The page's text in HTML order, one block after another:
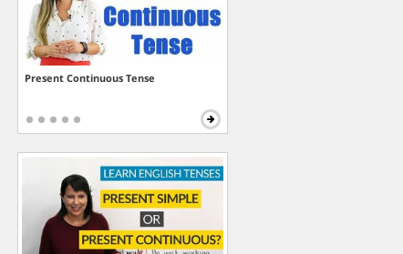
Present Continuous Tense